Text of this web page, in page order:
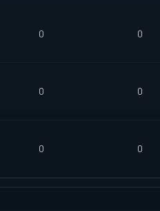
0 0
0 0
0 0